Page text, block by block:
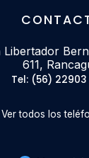
Libertador
611,
Tel: (56)
Ver todos los